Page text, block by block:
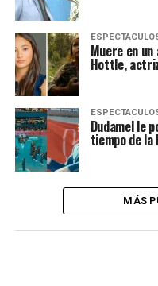
Muere en
Hottle, actriz
Dudamel le
tiempo de la
MÁS